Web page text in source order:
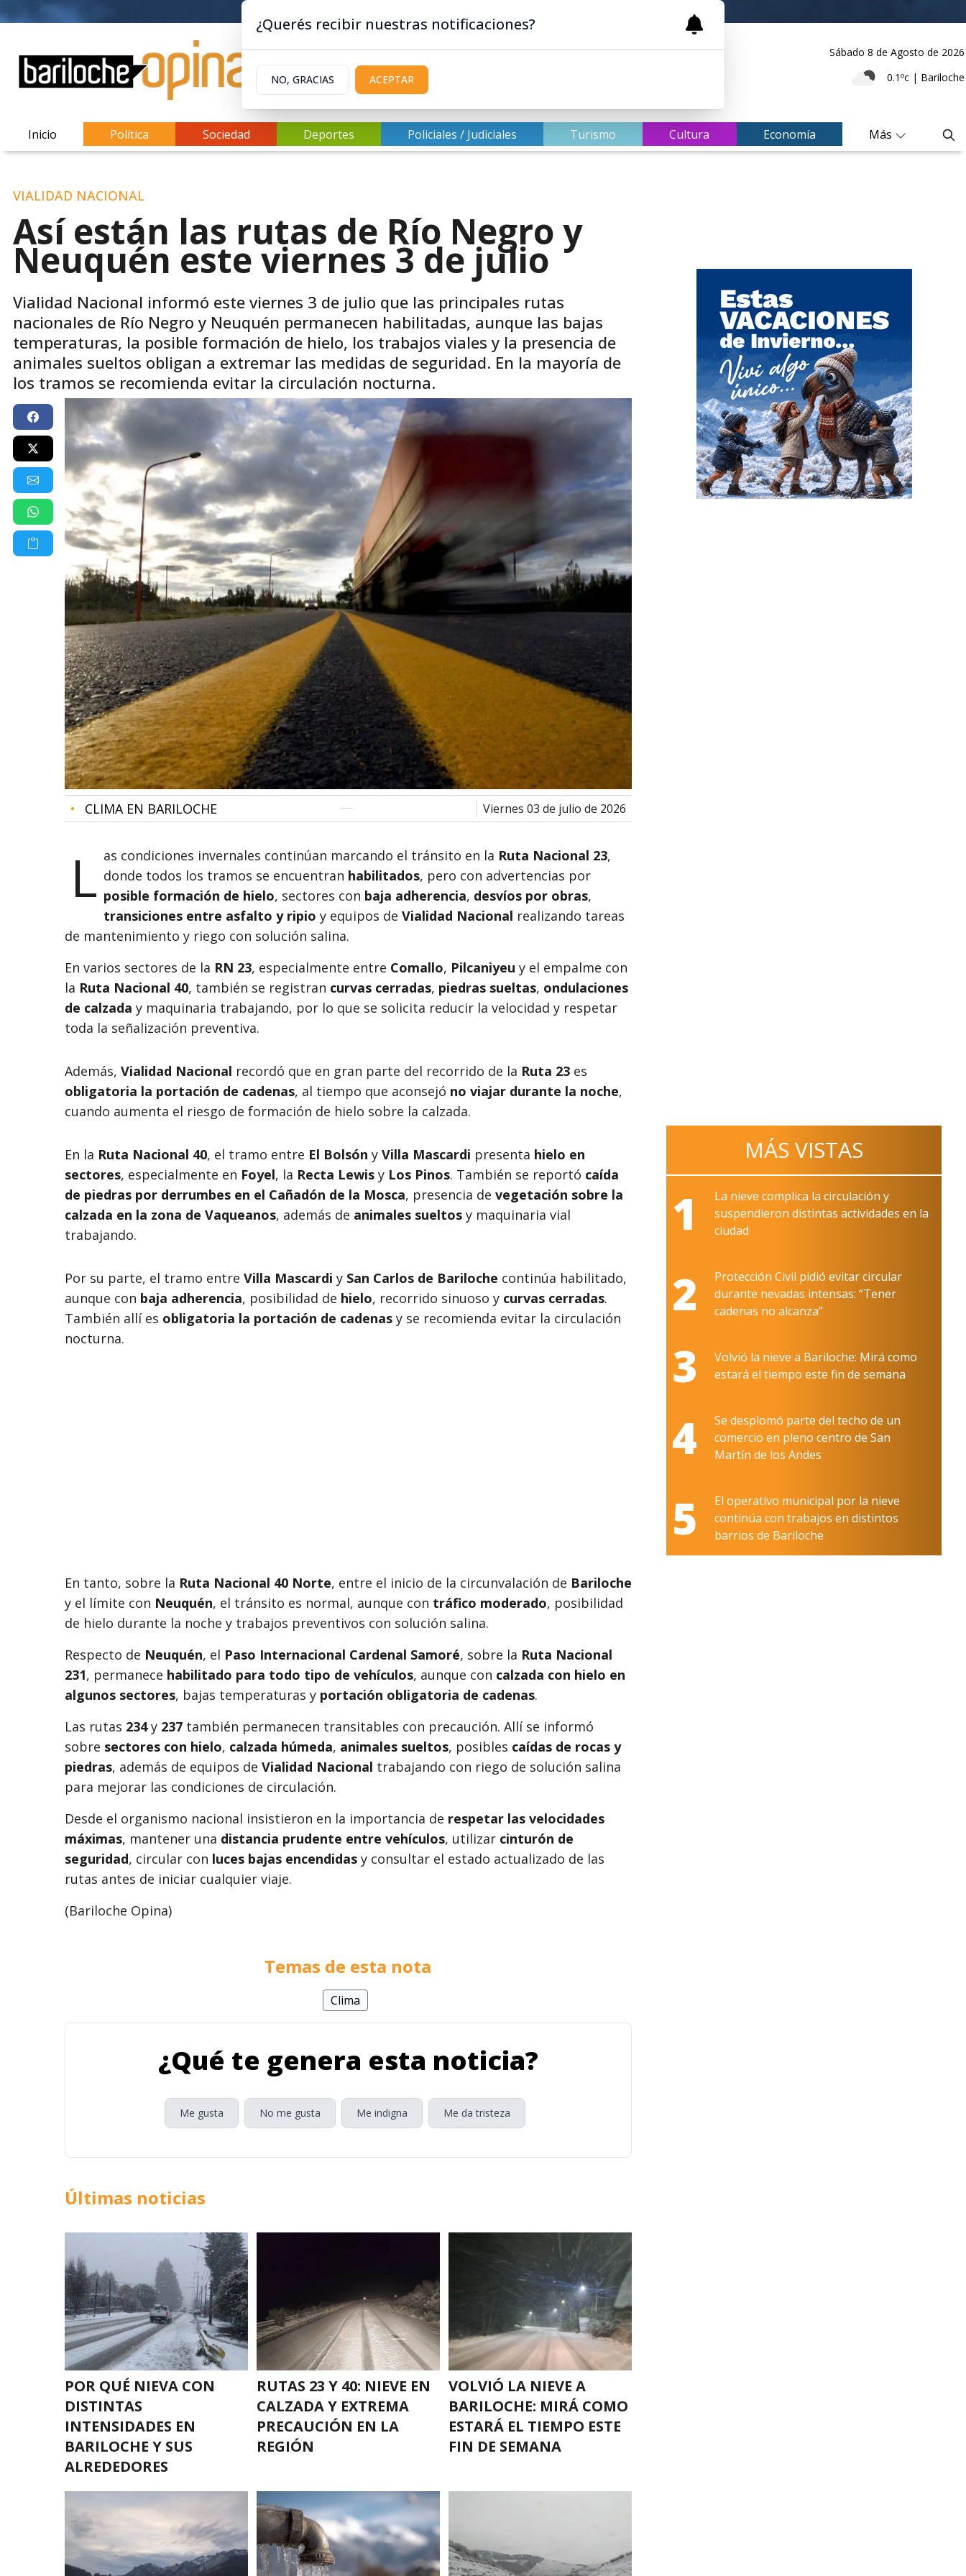
Sábado 8 de Agosto de 2026
0.1ºc | Bariloche
Inicio Política Sociedad Deportes Policiales / Judiciales Turismo Cultura Economía Más
VIALIDAD NACIONAL
Así están las rutas de Río Negro y
Neuquén este viernes 3 de julio
Vialidad Nacional informó este viernes 3 de julio que las principales rutas
nacionales de Río Negro y Neuquén permanecen habilitadas, aunque las bajas
temperaturas, la posible formación de hielo, los trabajos viales y la presencia de
animales sueltos obligan a extremar las medidas de seguridad. En la mayoría de
los tramos se recomienda evitar la circulación nocturna.
• CLIMA EN BARILOCHE viernes 03 de julio de 2026
L as condiciones invernales continúan marcando el tránsito en la Ruta Nacional 23,
donde todos los tramos se encuentran habilitados, pero con advertencias por
posible formación de hielo, sectores con baja adherencia, desvíos por obras,
transiciones entre asfalto y ripio y equipos de Vialidad Nacional realizando tareas
de mantenimiento y riego con solución salina.
En varios sectores de la RN 23, especialmente entre Comallo, Pilcaniyeu y el empalme con
la Ruta Nacional 40, también se registran curvas cerradas, piedras sueltas, ondulaciones
de calzada y maquinaria trabajando, por lo que se solicita reducir la velocidad y respetar
toda la señalización preventiva.
Además, Vialidad Nacional recordó que en gran parte del recorrido de la Ruta 23es
obligatoria la portación de cadenas, al tiempo que aconsejó no viajar durante la noche,
cuando aumenta el riesgo de formación de hielo sobre la calzada.
En la Ruta Nacional 40, el tramo entre El Bolsón y Villa Mascardi presenta hielo en
sectores, especialmente en Foyel, la Recta Lewisy Los Pinos. También se reportó caída
de piedras por derrumbes en el Cañadón de la Mosca, presencia de vegetación sobre la
calzada en la zona de Vaqueanos, además de animales sueltosy maquinaria vial
trabajando.
Por su parte, el tramo entre Villa Mascardi y San Carlos de Bariloche continúa habilitado,
aunque con baja adherencia, posibilidad de hielo, recorrido sinuoso y curvas cerradas.
También allí es obligatoria la portación de cadenasy se recomienda evitar la circulación
nocturna.
En tanto, sobre la Ruta Nacional 40 Norte, entre el inicio de la circunvalación de Bariloche
y el límite con Neuquén, el tránsito es normal, aunque con tráfico moderado, posibilidad
de hielo durante la noche y trabajos preventivos con solución salina.
Respecto de Neuquén, el Paso Internacional Cardenal Samoré, sobre la Ruta Nacional
231, permanece habilitado para todo tipo de vehículos, aunque con calzada con hielo en
algunos sectores, bajas temperaturas y portación obligatoria de cadenas.
Las rutas 234y 237también permanecen transitables con precaución. Allí se informó
sobre sectores con hielo, calzada húmeda, animales sueltos, posibles caídas de rocas y
piedras, además de equipos de Vialidad Nacional trabajando con riego de solución salina
para mejorar las condiciones de circulación.
Desde el organismo nacional insistieron en la importancia de respetar las velocidades
máximas, mantener una distancia prudente entre vehículos, utilizar cinturón de
seguridad, circular con luces bajas encendidasy consultar el estado actualizado de las
rutas antes de iniciar cualquier viaje.
(Bariloche Opina)
Temas de esta nota
Clima
¿Qué te genera esta noticia?
Me gusta No me gusta Me indigna Me da tristeza
Últimas noticias
POR QUÉ NIEVA CON
DISTINTAS
INTENSIDADES EN
BARILOCHE Y SUS
ALREDEDORES
RUTAS 23 Y 40: NIEVE EN
CALZADA Y EXTREMA
PRECAUCIÓN EN LA
REGIÓN
VOLVIÓ LA NIEVE A
BARILOCHE: MIRÁ COMO
ESTARÁ EL TIEMPO ESTE
FIN DE SEMANA
MÁS VISTAS
1
La nieve complica la circulación y
suspendieron distintas actividades en la
ciudad
2
Protección Civil pidió evitar circular
durante nevadas intensas: “Tener
cadenas no alcanza”
3
Volvió la nieve a Bariloche: Mirá como
estará el tiempo este fin de semana
4
Se desplomó parte del techo de un
comercio en pleno centro de San
Martín de los Andes
5
El operativo municipal por la nieve
continúa con trabajos en distintos
barrios de Bariloche
¿Querés recibir nuestras notificaciones?
NO, GRACIAS ACEPTAR